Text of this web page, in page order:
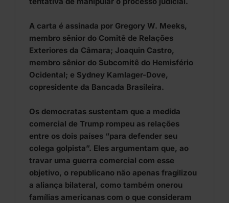
A carta é assinada por Gregory W. Meeks,
membro sênior do Comitê de Relações
Exteriores da Câmara; Joaquin Castro,
membro sênior do Subcomitê do Hemisfério
Ocidental; e Sydney Kamlager-Dove,
copresidente da Bancada Brasileira.
Os democratas sustentam que a medida
comercial de Trump rompeu as relações
entre os dois países “para defender seu
colega golpista”. Eles argumentam que, ao
travar uma guerra comercial com esse
objetivo, o republicano não apenas fragilizou
a aliança bilateral, como também onerou
famílias americanas com o que consideram